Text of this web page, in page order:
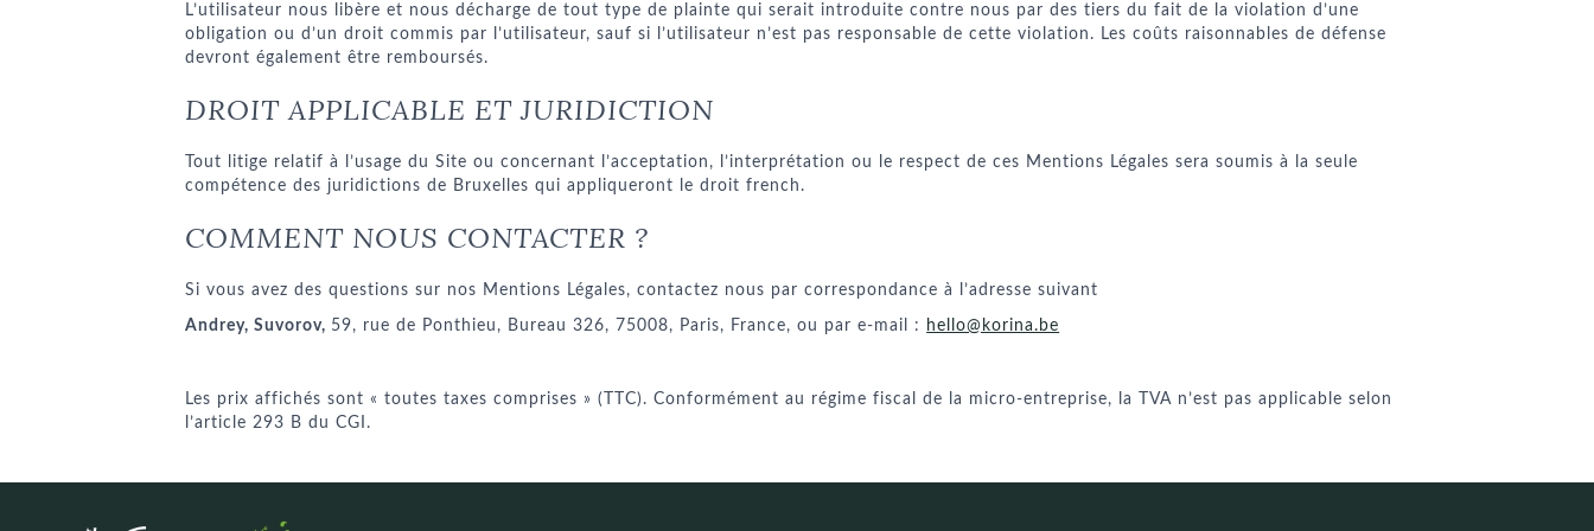
L’utilisateur nous libère et nous décharge de tout type de plainte qui serait introduite contre nous par des tiers du fait de la violation d’une
obligation ou d’un droit commis par l’utilisateur, sauf si l’utilisateur n’est pas responsable de cette violation. Les coûts raisonnables de défense
devront également être remboursés.
DROIT APPLICABLE ET JURIDICTION
Tout litige relatif à l’usage du Site ou concernant l’acceptation, l’interprétation ou le respect de ces Mentions Légales sera soumis à la seule
compétence des juridictions de Bruxelles qui appliqueront le droit french.
COMMENT NOUS CONTACTER ?
Si vous avez des questions sur nos Mentions Légales, contactez nous par correspondance à l’adresse suivant
Andrey, Suvorov, 59, rue de Ponthieu, Bureau 326, 75008, Paris, France, ou par e-mail : hello@korina.be
Les prix affichés sont « toutes taxes comprises » (TTC). Conformément au régime fiscal de la micro-entreprise, la TVA n’est pas applicable selon
l’article 293 B du CGI.